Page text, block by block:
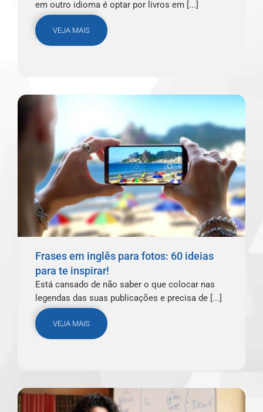
em outro idioma é optar por livros em [...]
VEJA MAIS
Frases em inglês para fotos: 60 ideias
para te inspirar!
Está cansado de não saber o que colocar nas
legendas das suas publicações e precisa de [...]
VEJA MAIS